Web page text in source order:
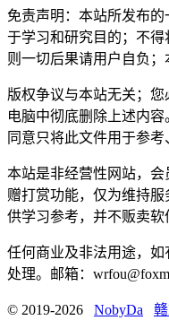
免责声明：本站所发布
于学习和研究目的；不
则一切后果请用户自负
版权争议与本站无关；
电脑中彻底删除上述内
同意只将此文件用于参考
本站是非经营性网站，
赠打赏功能，仅为维持
供学习参考，并不贩卖软
任何商业及非法用途，
处理。邮箱：
© 2019-2026 NobyDa